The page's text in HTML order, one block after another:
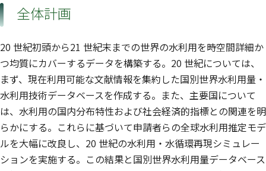
全体計画
20 世紀初頭から21 世紀末までの世界の水利用を時空間詳細か
つ均質にカバーするデータを構築する。20 世紀については、
まず、現在利用可能な文献情報を集約した国別世界水利用量・
水利用技術データベースを作成する。また、主要国について
は、水利用の国内分布特性および社会経済的指標との関連を明
らかにする。これらに基づいて申請者らの全球水利用推定モデ
ルを大幅に改良し、20 世紀の水利用・水循環再現シミュレー
ションを実施する。この結果と国別世界水利用量データベース